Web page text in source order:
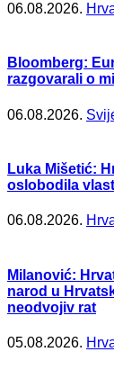
06.08.2026.
Bloomberg:
razgovarali o
06.08.2026.
Luka Mišetić:
oslobodila
06.08.2026.
Milanović:
narod u
neodvojiv rat
05.08.2026.